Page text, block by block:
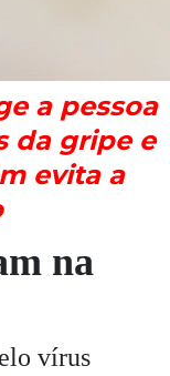
a pessoa
da gripe e
evita a
na
vírus